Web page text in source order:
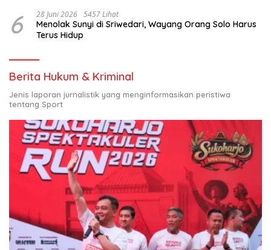
6 28 Juni 2026 5457 Lihat
Menolak Sunyi di Sriwedari, Wayang Orang Solo Harus
Terus Hidup
Berita Hukum & Kriminal
Jenis laporan jurnalistik yang menginformasikan peristiwa
tentang Sport